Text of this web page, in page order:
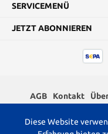
SERVICEMENÜ
JETZT ABONNIEREN
AGB Kontakt
Diese Website